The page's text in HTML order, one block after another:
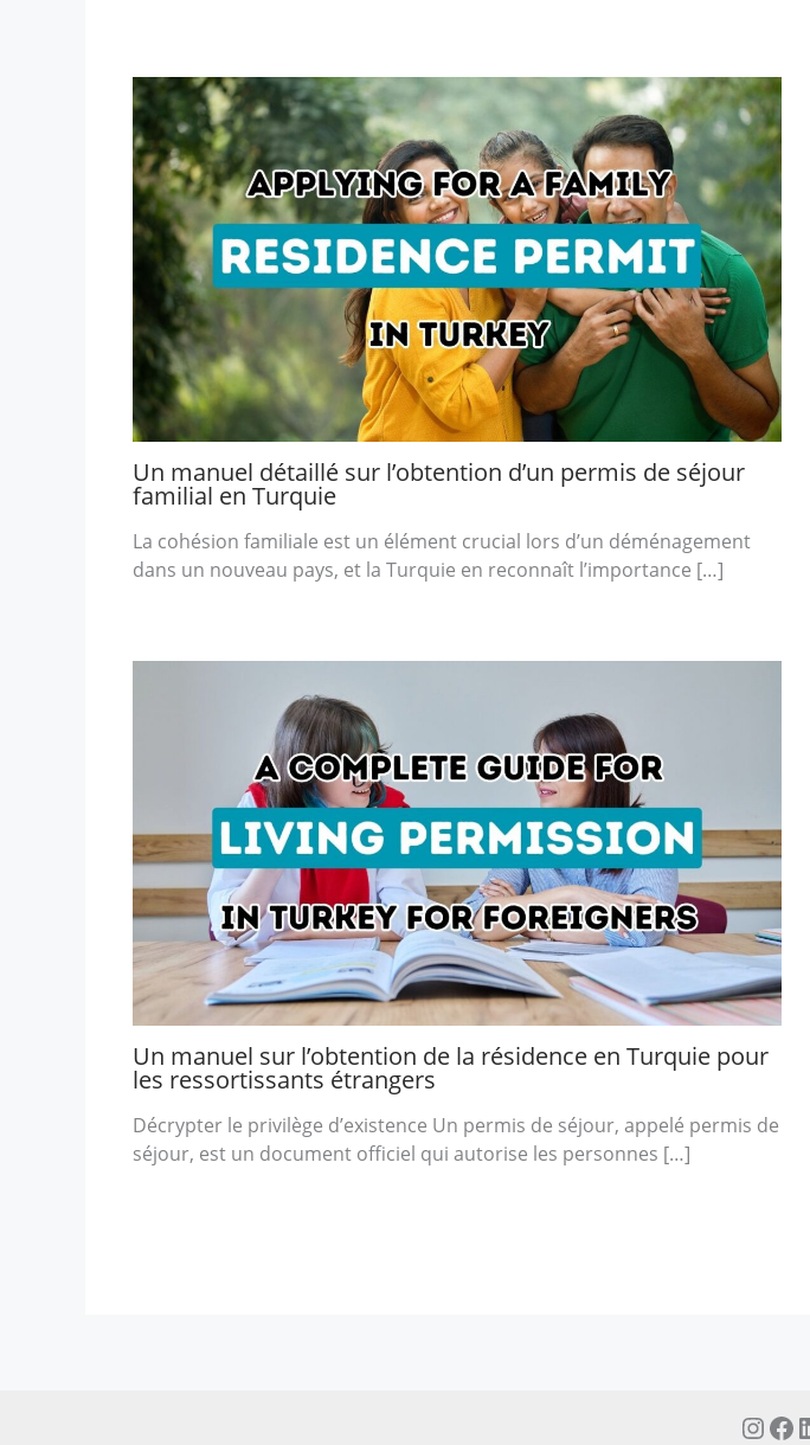
Un manuel détaillé sur l’obtention d’un permis de séjour
familial en Turquie
La cohésion familiale est un élément crucial lors d’un déménagement
dans un nouveau pays, et la Turquie en reconnaît l’importance […]
Un manuel sur l’obtention de la résidence en Turquie pour
les ressortissants étrangers
Décrypter le privilège d’existence Un permis de séjour, appelé permis de
séjour, est un document officiel qui autorise les personnes […]